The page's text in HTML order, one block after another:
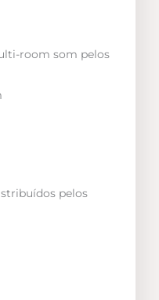
room som pelos
pelos